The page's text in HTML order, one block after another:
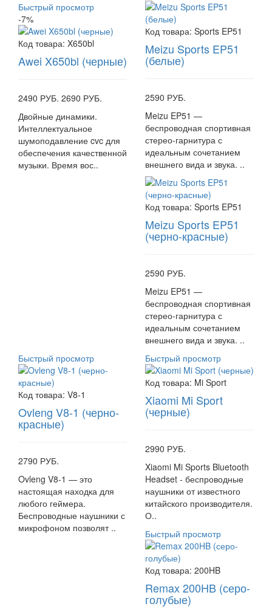
Быстрый просмотр
-7%
Код товара: X650bl
Awei X650bl (черные)
2490 РУБ. 2690 РУБ.
Двойные динамики.
Интеллектуальное
шумоподавление cvc для
обеспечения качественной
музыки. Время вос..
Код товара: Sports EP51
Meizu Sports EP51
(белые)
2590 РУБ.
Meizu EP51 —
беспроводная спортивная
стерео-гарнитура с
идеальным сочетанием
внешнего вида и звука. ..
Код товара: Sports EP51
Meizu Sports EP51
(черно-красные)
2590 РУБ.
Meizu EP51 —
беспроводная спортивная
стерео-гарнитура с
идеальным сочетанием
внешнего вида и звука. ..
Быстрый просмотр
Код товара: V8-1
Ovleng V8-1 (черно-
красные)
2790 РУБ.
Ovleng V8-1 — это
настоящая находка для
любого геймера.
Беспроводные наушники с
микрофоном позволят ..
Быстрый просмотр
Код товара: Mi Sport
Xiaomi Mi Sport
(черные)
2990 РУБ.
Xiaomi Mi Sports Bluetooth
Headset - беспроводные
наушники от известного
китайского производителя.
О..
Быстрый просмотр
Код товара: 200HB
Remax 200HB (серо-
голубые)